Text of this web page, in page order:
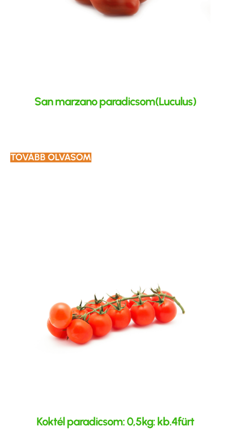
San marzano paradicsom(Luculus)
TOVÁBB OLVASOM
Koktél paradicsom: 0,5kg: kb.4fürt